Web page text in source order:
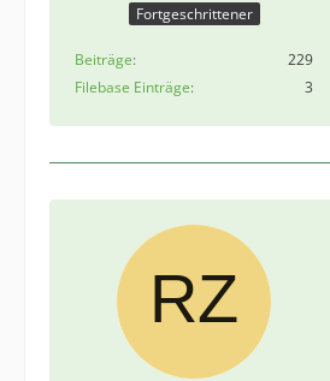
Fortgeschrittener
Beiträge
229
Filebase Einträge
3